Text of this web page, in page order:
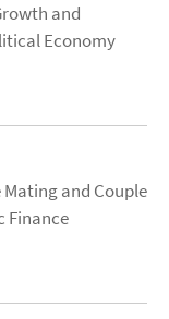
and
Economy
and Couple
Finance